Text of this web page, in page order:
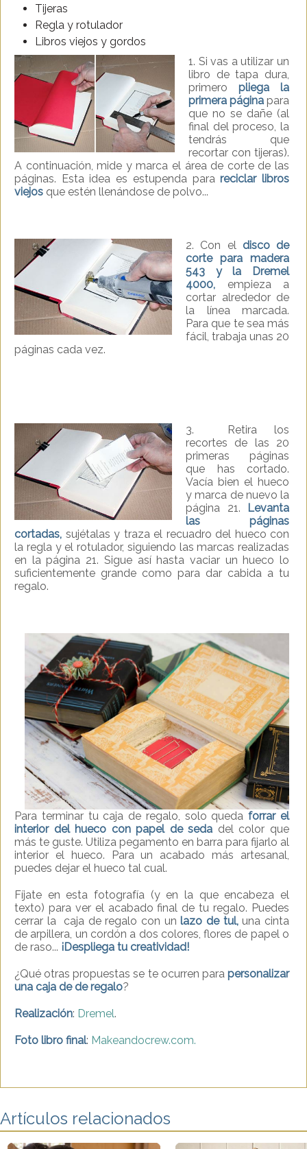
Tijeras
Regla y rotulador
Libros viejos y gordos
1. Si vas a utilizar un
libro de tapa dura,
primero pliega la
primera página para
que no se dañe (al
final del proceso, la
tendrás que
recortar con tijeras).
A continuación, mide y marca el área de corte de las
páginas. Esta idea es estupenda parareciclar libros
viejos que estén llenándose de polvo...
2. Con el disco de
corte para madera
543 y la Dremel
4000, empieza a
cortar alrededor de
la línea marcada.
Para que te sea más
fácil, trabaja unas 20
páginas cada vez.
3. Retira los
recortes de las 20
primeras páginas
que has cortado.
Vacía bien el hueco
y marca de nuevo la
página 21.
Levanta
las páginas
cortadas, sujétalas y traza el recuadro del hueco con
la regla y el rotulador, siguiendo las marcas realizadas
en la página 21. Sigue así hasta vaciar un hueco lo
suficientemente grande como para dar cabida a tu
regalo.
Para terminar tu caja de regalo, solo quedaforrar el
interior del hueco con papel de seda del color que
más te guste. Utiliza pegamento en barra para fijarlo al
interior el hueco. Para un acabado más artesanal,
puedes dejar el hueco tal cual.
Fíjate en esta fotografía (y en la que encabeza el
texto) para ver el acabado final de tu regalo. Puedes
cerrar la caja de regalo con un lazo de tul,una cinta
de arpillera, un cordón a dos colores, flores de papel o
de raso... ¡Despliega tu creatividad!
¿Qué otras propuestas se te ocurren para personalizar
una caja de de regalo?
Realización: Dremel.
Foto libro final: Makeandocrew.com.
Artículos relacionados